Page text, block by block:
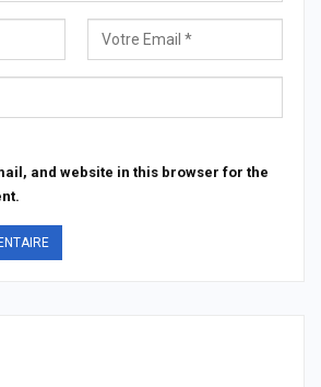
and website in this browser for the